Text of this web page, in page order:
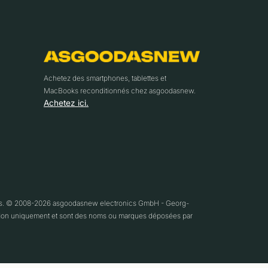
Achetez des smartphones, tablettes et
MacBooks reconditionnés chez asgoodasnew.
Achetez ici.
© 2008-2026 asgoodasnew electronics GmbH - Georg-
uniquement et sont des noms ou marques déposées par